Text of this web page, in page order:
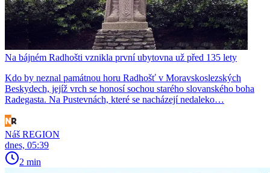
Na bájném Radhošti vznikla první ubytovna už před 135 lety
Kdo by neznal památnou horu Radhošť v Moravskoslezských
Beskydech, jejíž vrch se honosí sochou starého slovanského boha
Radegasta. Na Pustevnách, které se nacházejí nedaleko…
Náš REGION
dnes, 05:39
2 min